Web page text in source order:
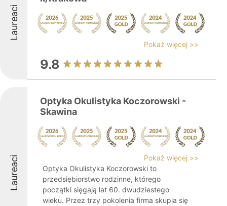
Laureaci
Pokaż więcej >>
9.8
Laureaci
Optyka Okulistyka Koczorowski -
Skawina
Pokaż więcej >>
Optyka Okulistyka Koczorowski to
przedsiębiorstwo rodzinne, którego
początki sięgają lat 60. dwudziestego
wieku. Przez trzy pokolenia firma skupia się